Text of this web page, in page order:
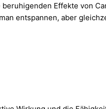
Effekte von
entspannen, aber